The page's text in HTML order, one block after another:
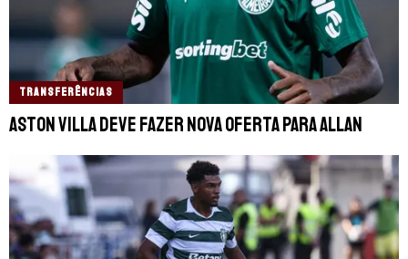
TRANSFERÊNCIAS
Aston Villa deve fazer nova oferta para Allan